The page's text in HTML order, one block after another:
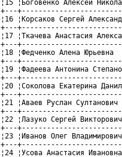
¦15 ¦Боговенко Алексей
+---
¦16 ¦Корсаков Сергей
+---
¦17 ¦Ткачева Анастасия
+---
¦18 ¦Федченко Алена
+---
¦19 ¦Фадеева Антонина
+---
¦20 ¦Соколова Екатерина
+---
¦21 ¦Аваев Руслан
+---
¦22 ¦Лазуко Сергей
+---
¦23 ¦Иванов Олег
+---
¦24 ¦Усова Анастасия